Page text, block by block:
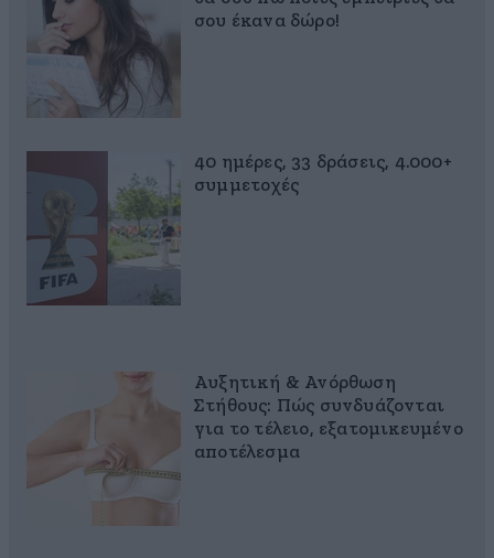
σου έκανα δώρο!
40 ημέρες, 33 δράσεις, 4.000+
συμμετοχές
Αυξητική & Ανόρθωση
Στήθους: Πώς συνδυάζονται
για το τέλειο, εξατομικευμένο
αποτέλεσμα